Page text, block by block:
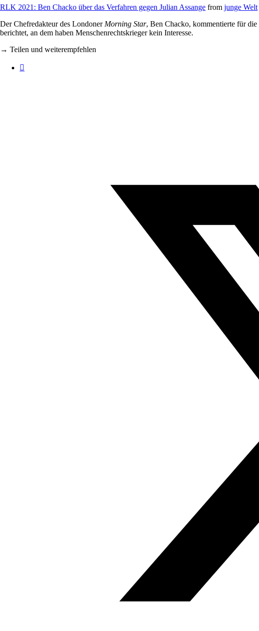
RLK 2021: Ben Chacko über das Verfahren gegen Julian Assange from junge Welt
Der Chefredakteur des Londoner Morning Star, Ben Chacko, kommentierte für die
berichtet, an dem haben Menschenrechtskrieger kein Interesse.
→ Teilen und weiterempfehlen